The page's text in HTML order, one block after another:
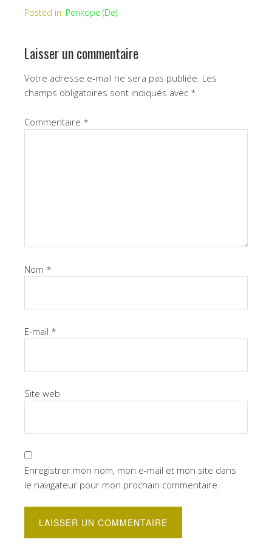
Posted in: Perikope (De)
Laisser un commentaire
Votre adresse e-mail ne sera pas publiée. Les
champs obligatoires sont indiqués avec *
Commentaire *
Nom *
E-mail *
Site web
Enregistrer mon nom, mon e-mail et mon site dans
le navigateur pour mon prochain commentaire.